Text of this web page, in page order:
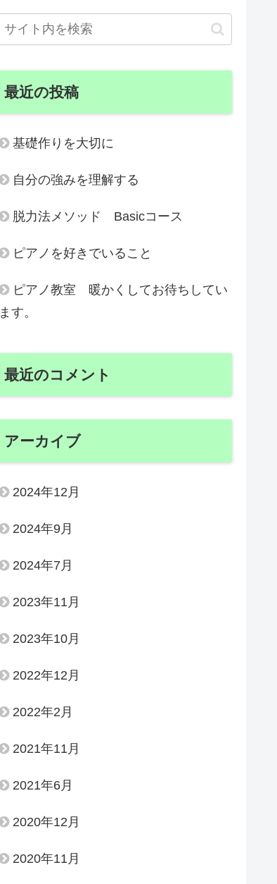
最近の投稿
基礎作りを大切に
自分の強みを理解する
脱力法メソッド Basicコース
ピアノを好きでいること
ピアノ教室 暖かくしてお待ちしてい
ます。
最近のコメント
アーカイブ
2024年12月
2024年9月
2024年7月
2023年11月
2023年10月
2022年12月
2022年2月
2021年11月
2021年6月
2020年12月
2020年11月